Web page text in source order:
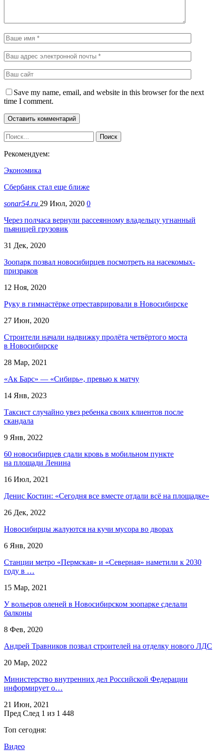
Save my name, email, and website in this browser for the next
time I comment.
Рекомендуем:
Экономика
Сбербанк стал еще ближе
sonar54.ru 29 Июл, 2020 0
Через полчаса вернули рассеянному владельцу угнанный
пьяницей грузовик
31 Дек, 2020
Зоопарк позвал новосибирцев посмотреть на насекомых-
призраков
12 Ноя, 2020
Руку в гимнастёрке отреставрировали в Новосибирске
27 Июн, 2020
Строители начали надвижку пролёта четвёртого моста
в Новосибирске
28 Мар, 2021
«Ак Барс» — «Сибирь», превью к матчу
14 Янв, 2023
Таксист случайно увез ребенка своих клиентов после
скандала
9 Янв, 2022
60 новосибирцев сдали кровь в мобильном пункте
на площади Ленина
16 Июл, 2021
Денис Костин: «Сегодня все вместе отдали всё на площадке»
26 Дек, 2022
Новосибирцы жалуются на кучи мусора во дворах
6 Янв, 2020
Станции метро «Пермская» и «Северная» наметили к 2030
году в …
15 Мар, 2021
У вольеров оленей в Новосибирском зоопарке сделали
балконы
8 Фев, 2020
Андрей Травников позвал строителей на отделку нового ЛДС
20 Мар, 2022
Министерство внутренних дел Российской Федерации
информирует о…
21 Июн, 2021
Пред След 1 из 1 448
Топ сегодня:
Видео